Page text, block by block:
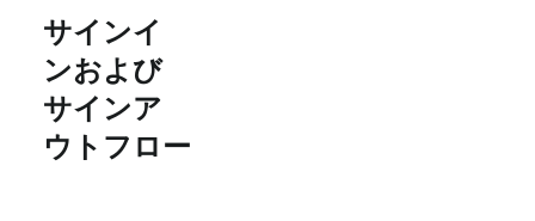
サインイ
ンおよび
サインア
ウトフロー